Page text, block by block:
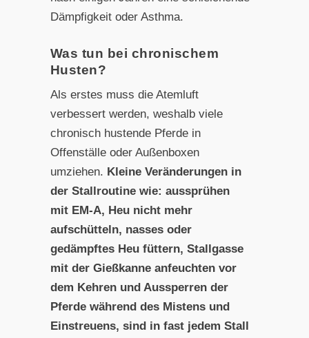
Dämpfigkeit oder Asthma.
Was tun bei chronischem
Husten?
Als erstes muss die Atemluft
verbessert werden, weshalb viele
chronisch hustende Pferde in
Offenställe oder Außenboxen
umziehen. Kleine Veränderungen in
der Stallroutine wie: aussprühen
mit EM-A, Heu nicht mehr
aufschütteln, nasses oder
gedämpftes Heu füttern, Stallgasse
mit der Gießkanne anfeuchten vor
dem Kehren und Aussperren der
Pferde während des Mistens und
Einstreuens, sind in fast jedem Stall